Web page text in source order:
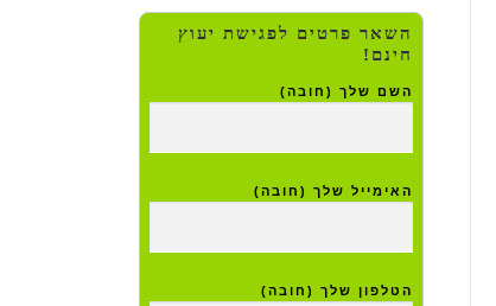
השאר פרטים לפגישת יעוץ
חינם!
השם שלך (חובה)
האימייל שלך (חובה)
הטלפון שלך (חובה)